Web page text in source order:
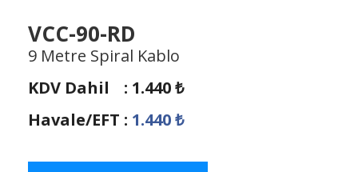
VCC-90-RD
9 Metre Spiral Kablo
KDV Dahil
: 1.440₺
Havale/EFT : 1.440₺